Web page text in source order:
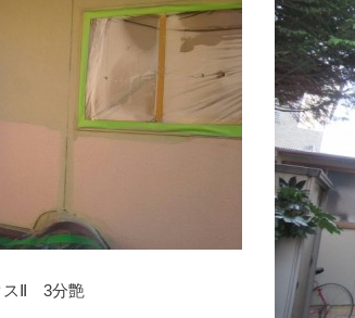
スⅡ 3分艶